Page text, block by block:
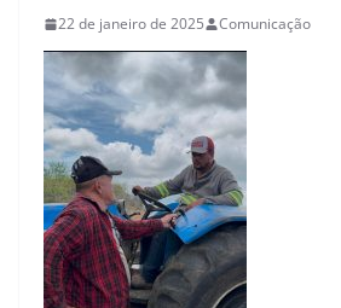
22 de janeiro de 2025 Comunicação